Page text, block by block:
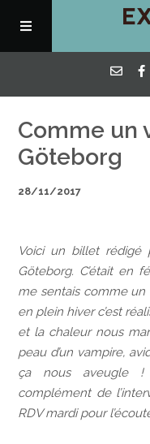
ECOUTER
FORMATIONS
Casino En Ligne
Casino En Ligne
Meilleur Bookmaker
Comme un
Göteborg
28/11/2017
Voici un billet rédigé
Göteborg. C’était en
me sentais comme un
en plein hiver c’est
et la chaleur nous
peau d’un vampire,
ça nous aveugle
complément de
RDV mardi pour